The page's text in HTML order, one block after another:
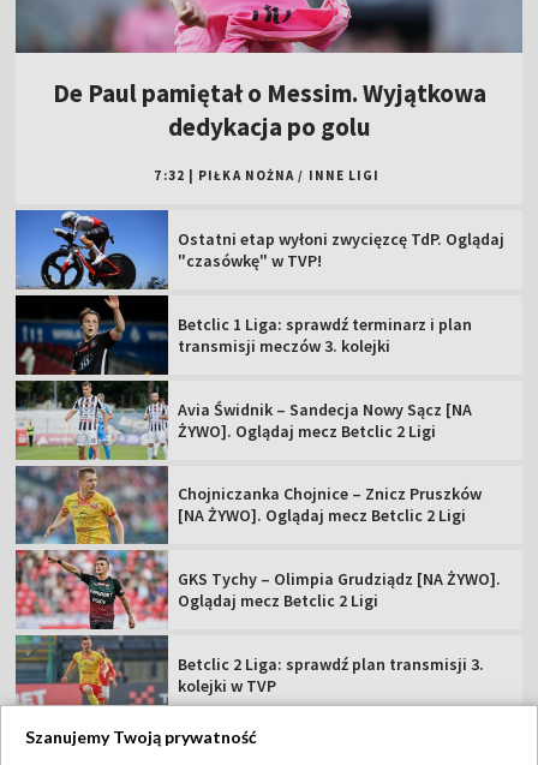
De Paul pamiętał o Messim. Wyjątkowa
dedykacja po golu
7:32 PIŁKA NOŻNA / INNE LIGI
Ostatni etap wyłoni zwycięzcę TdP. Oglądaj
"czasówkę" w TVP!
Betclic 1 Liga: sprawdź terminarz i plan
transmisji meczów 3. kolejki
Avia Świdnik – Sandecja Nowy Sącz [NA
ŻYWO]. Oglądaj mecz Betclic 2 Ligi
Chojniczanka Chojnice – Znicz Pruszków
[NA ŻYWO]. Oglądaj mecz Betclic 2 Ligi
GKS Tychy – Olimpia Grudziądz [NA ŻYWO].
Oglądaj mecz Betclic 2 Ligi
Betclic 2 Liga: sprawdź plan transmisji 3.
kolejki w TVP
Szanujemy Twoją prywatność